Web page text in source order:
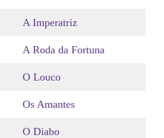
A Imperatriz
A Roda da Fortuna
O Louco
Os Amantes
O Diabo